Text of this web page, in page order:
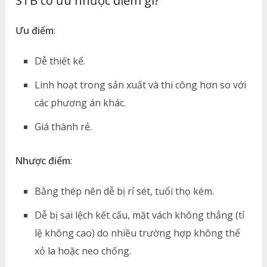
Ưu điểm:
Dễ thiết kế.
Linh hoạt trong sản xuất và thi công hơn so với
các phương án khác.
Giá thành rẻ.
Nhược điểm:
Bằng thép nên dễ bị rỉ sét, tuổi thọ kém.
Dễ bị sai lệch kết cấu, mặt vách không thẳng (tỉ
lệ không cao) do nhiều trường hợp không thể
xỏ la hoặc neo chống.